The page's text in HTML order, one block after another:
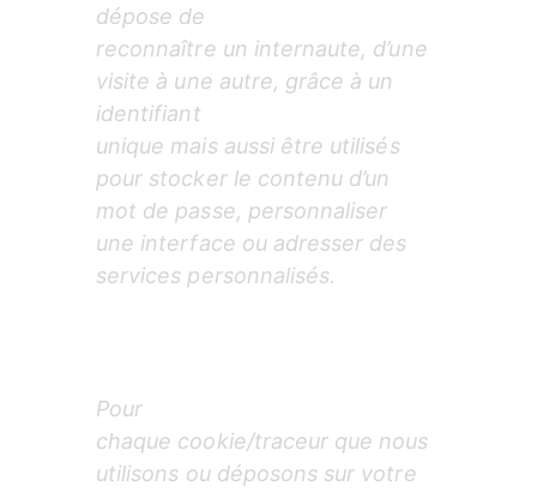
dépose de
reconnaître un internaute, d’une
visite à une autre, grâce à un
identifiant
unique mais aussi être utilisés
pour stocker le contenu d’un
mot de passe, personnaliser
une interface ou adresser des
services personnalisés.
Pour
chaque cookie/traceur que nous
utilisons ou déposons sur votre